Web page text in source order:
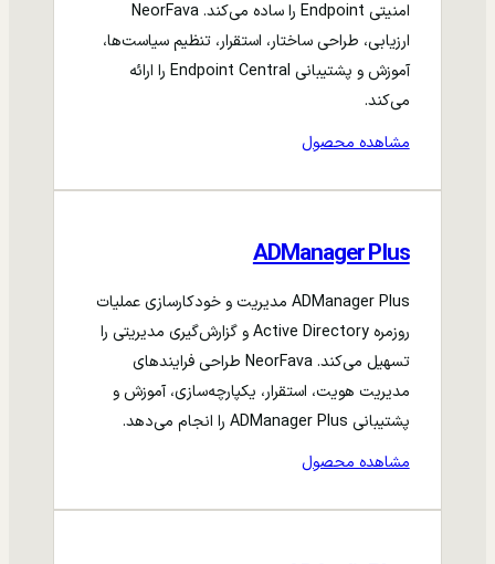
امنیتی Endpoint را ساده می‌کند. NeorFava
ارزیابی، طراحی ساختار، استقرار، تنظیم سیاست‌ها،
آموزش و پشتیبانی Endpoint Central را ارائه
می‌کند.
مشاهده محصول
ADManager Plus
ADManager Plus مدیریت و خودکارسازی عملیات
روزمره Active Directory و گزارش‌گیری مدیریتی را
تسهیل می‌کند. NeorFava طراحی فرایندهای
مدیریت هویت، استقرار، یکپارچه‌سازی، آموزش و
پشتیبانی ADManager Plus را انجام می‌دهد.
مشاهده محصول